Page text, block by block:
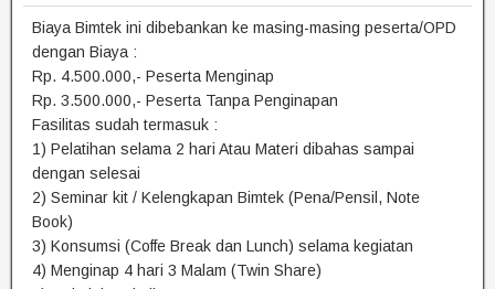
Biaya Bimtek ini dibebankan ke masing-masing peserta/OPD
dengan Biaya :
Rp. 4.500.000,- Peserta Menginap
Rp. 3.500.000,- Peserta Tanpa Penginapan
Fasilitas sudah termasuk :
1) Pelatihan selama 2 hari Atau Materi dibahas sampai
dengan selesai
2) Seminar kit / Kelengkapan Bimtek (Pena/Pensil, Note
Book)
3) Konsumsi (Coffe Break dan Lunch) selama kegiatan
4) Menginap 4 hari 3 Malam (Twin Share)